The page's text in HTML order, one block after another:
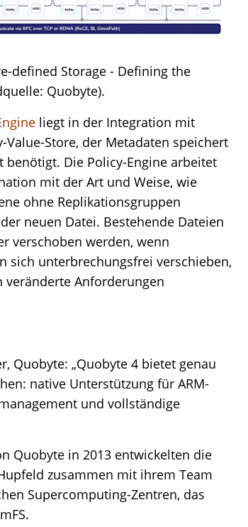
defined Storage - Defining the
Quobyte).
liegt in der Integration mit
Store, der Metadaten speichert
Die Policy-Engine arbeitet
mit der Art und Weise, wie
ohne Replikationsgruppen
neuen Datei. Bestehende Dateien
verschoben werden, wenn
sich unterbrechungsfrei verschieben,
Anforderungen
Quobyte: „Quobyte 4 bietet genau
native Unterstützung für ARM-
und vollständige
Quobyte in 2013 entwickelten die
zusammen mit ihrem Team
Supercomputing-Zentren, das